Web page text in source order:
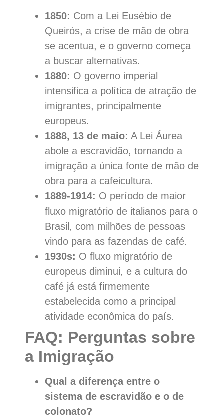
1850: Com a Lei Eusébio de
Queirós, a crise de mão de obra
se acentua, e o governo começa
a buscar alternativas.
1880: O governo imperial
intensifica a política de atração de
imigrantes, principalmente
europeus.
1888, 13 de maio: A Lei Áurea
abole a escravidão, tornando a
imigração a única fonte de mão de
obra para a cafeicultura.
1889-1914: O período de maior
fluxo migratório de italianos para o
Brasil, com milhões de pessoas
vindo para as fazendas de café.
1930s: O fluxo migratório de
europeus diminui, e a cultura do
café já está firmemente
estabelecida como a principal
atividade econômica do país.
FAQ: Perguntas sobre
a Imigração
Qual a diferença entre o
sistema de escravidão e o de
colonato?